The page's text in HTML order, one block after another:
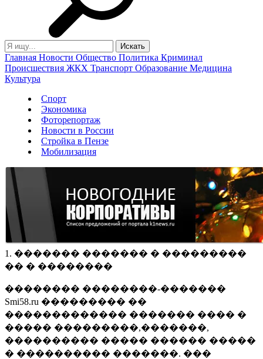
Главная Новости Общество Политика Криминал
Происшествия ЖКХ Транспорт Образование Медицина
Культура
Спорт
Экономика
Фоторепортаж
Новости в России
Стройка в Пензе
Мобилизация
1. ������� ������� � ���������
�� � ��������
�������� ��������-�������
Smi58.ru ��������� ��
������������� ������� ���� �
����� ���������,�������,
���������� ����� ������ �����
� ���������� �������. ���